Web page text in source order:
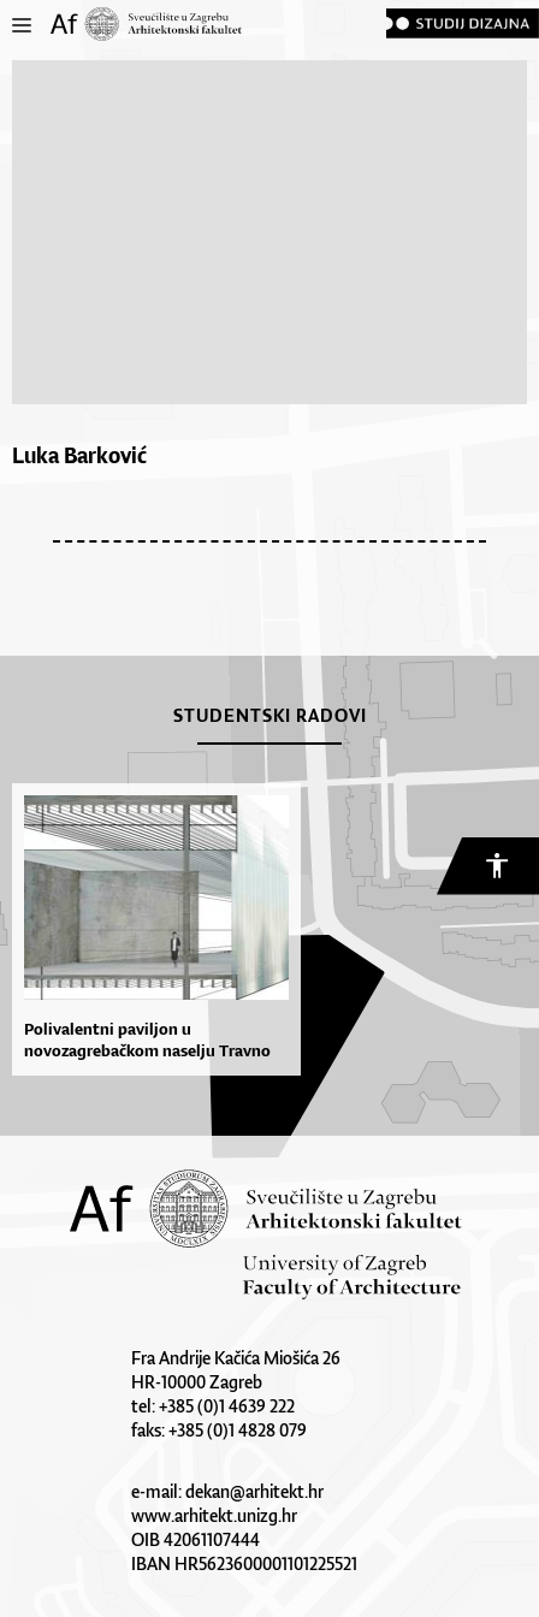
Luka Barković
STUDENTSKI RADOVI
Polivalentni paviljon u
novozagrebačkom naselju Travno
Fra Andrije Kačića Miošića 26
HR-10000 Zagreb
tel: +385 (0)1 4639 222
faks: +385 (0)1 4828 079
e-mail:dekan@arhitekt.hr
www.arhitekt.unizg.hr
OIB 42061107444
IBAN HR5623600001101225521